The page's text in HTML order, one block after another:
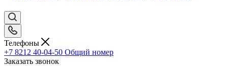
Телефоны
+7 8212 40-04-50 Общий номер
Заказать звонок